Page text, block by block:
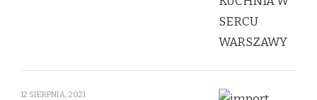
12 SIERPNIA, 2021